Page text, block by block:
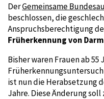
DerGemeinsame
beschlossen, die
Anspruchsberechtigung
Früherkennung von
Bisher waren Frauen ab 55
ist nun die Herabsetzung
Jahre. Diese Änderung